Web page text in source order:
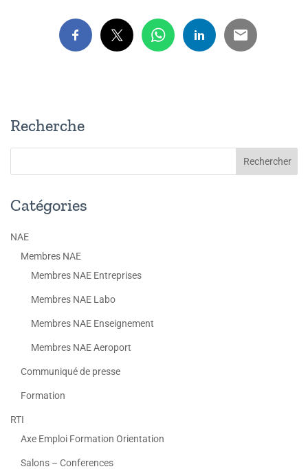
Recherche
Catégories
NAE
Membres NAE
Membres NAE Entreprises
Membres NAE Labo
Membres NAE Enseignement
Membres NAE Aeroport
Communiqué de presse
Formation
RTI
Axe Emploi Formation Orientation
Salons – Conferences